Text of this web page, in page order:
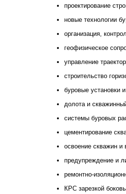
проектирование
новые технологии
организация,
геофизическое
управление
строительство
буровые установки
долота и
системы буровых
цементирование
освоение скважин и
предупреждение и
ремонтно-
КРС зарезкой